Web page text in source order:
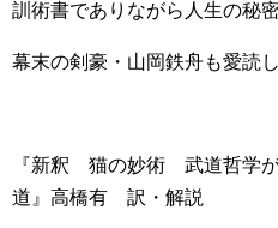
訓術書でありながら人生の秘
幕末の剣豪・山岡鉄舟も愛読
『新釈 猫の妙術 武道哲学
道』高橋有 訳・解説